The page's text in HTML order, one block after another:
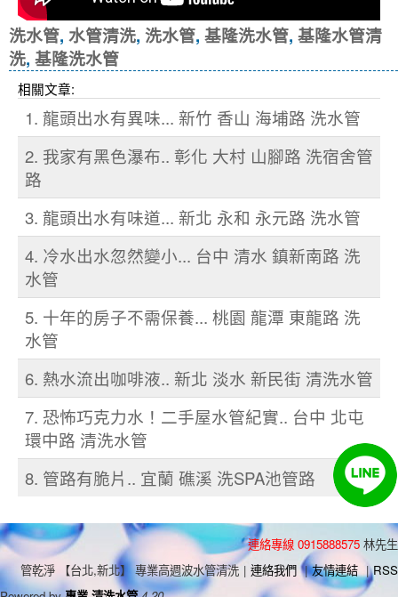
洗水管, 水管清洗, 洗水管, 基隆洗水管, 基隆水管清
洗, 基隆洗水管
相關文章:
1. 龍頭出水有異味... 新竹 香山 海埔路 洗水管
2. 我家有黑色瀑布.. 彰化 大村 山腳路 洗宿舍管
路
3. 龍頭出水有味道... 新北 永和 永元路 洗水管
4. 冷水出水忽然變小... 台中 清水 鎮新南路 洗
水管
5. 十年的房子不需保養... 桃園 龍潭 東龍路 洗
水管
6. 熱水流出咖啡液.. 新北 淡水 新民街 清洗水管
7. 恐怖巧克力水！二手屋水管紀實.. 台中 北屯
環中路 清洗水管
8. 管路有脆片.. 宜蘭 礁溪 洗SPA池管路
連絡專線 0915888575 林先生
管乾淨 【台北,新北】 專業高週波水管清洗 | 連絡我們 | 友情連結 | RSS